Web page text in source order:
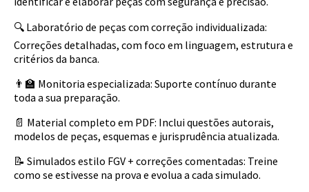
🔍 Laboratório de peças com correção individualizada:
Correções detalhadas, com foco em linguagem, estrutura e
critérios da banca.
👨‍🏫 Monitoria especializada: Suporte contínuo durante
toda a sua preparação.
📄 Material completo em PDF: Inclui questões autorais,
modelos de peças, esquemas e jurisprudência atualizada.
📝 Simulados estilo FGV + correções comentadas: Treine
como se estivesse na prova e evolua a cada simulado.